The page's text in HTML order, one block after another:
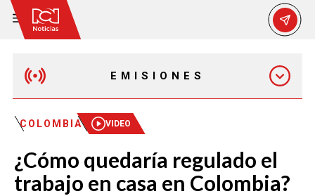
EMISIONES
MAÑANA EXPRESS
EMISIÓN 12:30 PM
COLOMBIA VIDEO
¿Cómo quedaría regulado el
trabajo en casa en Colombia?